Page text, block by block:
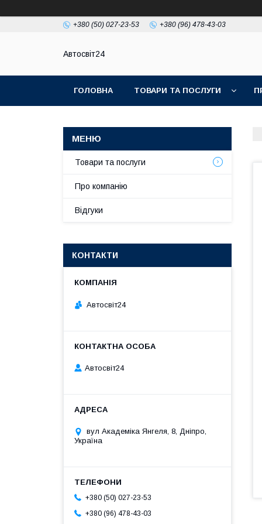
+380 (50) 027-23-53 +380 (96) 478-43-03
Автосвіт24
ГОЛОВНА ТОВАРИ ТА ПОСЛУГИ
Товари та послуги
Про компанію
Відгуки
КОНТАКТИ
Автосвіт24
Автосвіт24
вул Академіка Янгеля, 8, Дніпро,
Україна
+380 (50) 027-23-53
+380 (96) 478-43-03